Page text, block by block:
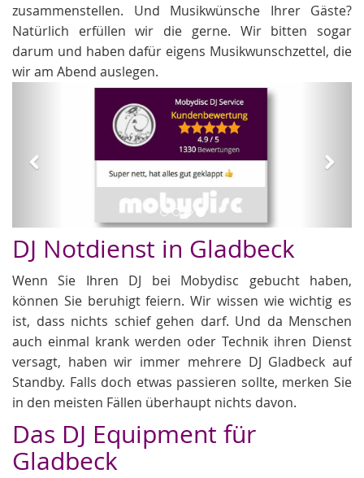
zusammenstellen. Und Musikwünsche Ihrer Gäste?
Natürlich erfüllen wir die gerne. Wir bitten sogar
darum und haben dafür eigens Musikwunschzettel, die
wir am Abend auslegen.
Hochzeit DJs
DJ Notdienst in Gladbeck
Wenn Sie Ihren DJ bei Mobydisc gebucht haben,
können Sie beruhigt feiern. Wir wissen wie wichtig es
ist, dass nichts schief gehen darf. Und da Menschen
auch einmal krank werden oder Technik ihren Dienst
versagt, haben wir immer mehrere DJ Gladbeck auf
Standby. Falls doch etwas passieren sollte, merken Sie
in den meisten Fällen überhaupt nichts davon.
Das DJ Equipment für
Gladbeck